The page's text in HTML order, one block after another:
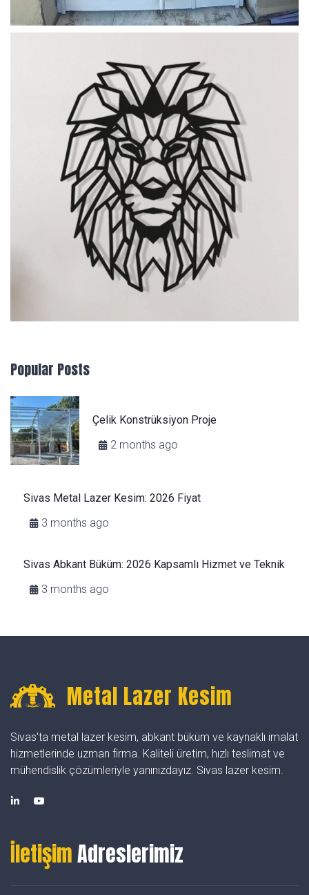
Popular Posts
Çelik Konstrüksiyon Proje
2 months ago
Sivas Metal Lazer Kesim: 2026 Fiyat
3 months ago
Sivas Abkant Büküm: 2026 Kapsamlı Hizmet ve Teknik
3 months ago
Metal Lazer Kesim
Sivas'ta metal lazer kesim, abkant büküm ve kaynaklı imalat
hizmetlerinde uzman firma. Kaliteli üretim, hızlı teslimat ve
mühendislik çözümleriyle yanınızdayız. Sivas lazer kesim.
İletişimAdreslerimiz